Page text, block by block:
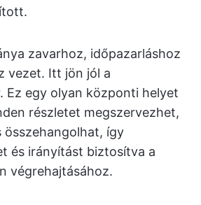
zavarhoz, időpazarláshoz
vezet. Itt jön jól a
Ez egy olyan központi helyet
részletet megszervezhet,
összehangolhat, így
és irányítást biztosítva a
végrehajtásához.